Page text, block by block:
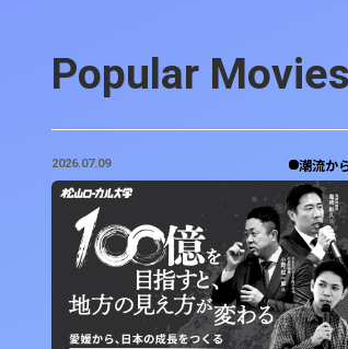
Popular Movies
2026.07.09 潮流か